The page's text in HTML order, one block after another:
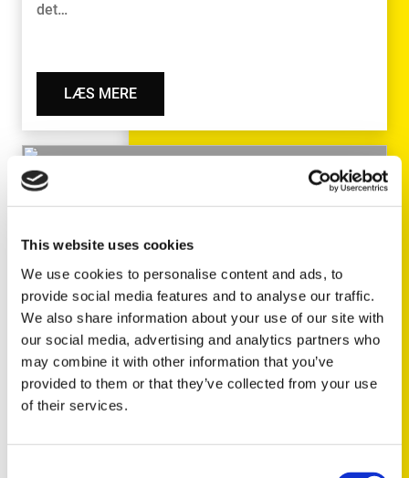
This website uses cookies
We use cookies to personalise content and ads, to
provide social media features and to analyse our traffic.
We also share information about your use of our site with
our social media, advertising and analytics partners who
may combine it with other information that you’ve
provided to them or that they’ve collected from your use
of their services.
det…
LÆS MERE
TECH NEWS
2025
Kun hos TRISCAN:
Håndbremsekabler til Suzuki
Jimny og Toyota AYGO X
Som den eneste leverandør på eftermarkedet kan
vi nu tilbyde håndbremskabler til Suzuki Jimny,…